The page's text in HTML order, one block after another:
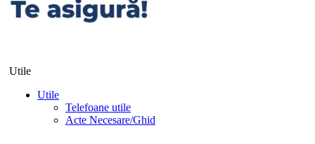
Utile
Utile
Telefoane utile
Acte Necesare/Ghid